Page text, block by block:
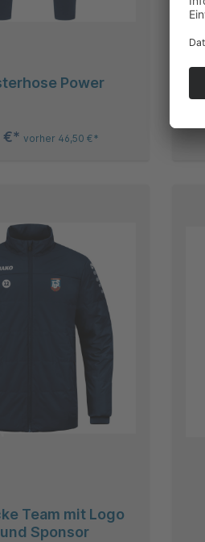
Power
€* vorher 46,50 €*
Team mit Logo
Sponsor